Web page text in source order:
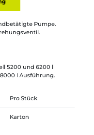
Pumpe.
5200 und 6200 l
l Ausführung.
Pro Stück
Karton